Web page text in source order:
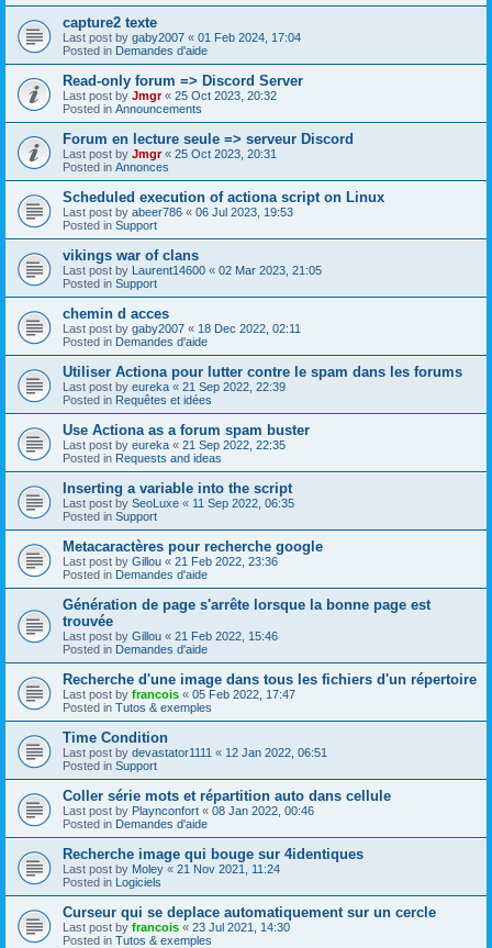
capture2 texte
Last post by gaby2007 « 01 Feb 2024, 17:04
Posted in Demandes d'aide
Read-only forum => Discord Server
Last post by Jmgr« 25 Oct 2023, 20:32
Posted in Announcements
Forum en lecture seule => serveur Discord
Last post by Jmgr« 25 Oct 2023, 20:31
Posted in Annonces
Scheduled execution of actiona script on Linux
Last post by abeer786 « 06 Jul 2023, 19:53
Posted in Support
vikings war of clans
Last post by Laurent14600 « 02 Mar 2023, 21:05
Posted in Support
chemin d acces
Last post by gaby2007 « 18 Dec 2022, 02:11
Posted in Demandes d'aide
Utiliser Actiona pour lutter contre le spam dans les forums
Last post by eureka « 21 Sep 2022, 22:39
Posted in Requêtes et idées
Use Actiona as a forum spam buster
Last post by eureka « 21 Sep 2022, 22:35
Posted in Requests and ideas
Inserting a variable into the script
Last post by SeoLuxe « 11 Sep 2022, 06:35
Posted in Support
Metacaractères pour recherche google
Last post by Gillou « 21 Feb 2022, 23:36
Posted in Demandes d'aide
Génération de page s'arrête lorsque la bonne page est
trouvée
Last post by Gillou « 21 Feb 2022, 15:46
Posted in Demandes d'aide
Recherche d'une image dans tous les fichiers d'un répertoire
Last post by francois « 05 Feb 2022, 17:47
Posted in Tutos & exemples
Time Condition
Last post by devastator1111 « 12 Jan 2022, 06:51
Posted in Support
Coller série mots et répartition auto dans cellule
Last post by Playnconfort « 08 Jan 2022, 00:46
Posted in Demandes d'aide
Recherche image qui bouge sur 4identiques
Last post by Moley « 21 Nov 2021, 11:24
Posted in Logiciels
Curseur qui se deplace automatiquement sur un cercle
Last post by francois « 23 Jul 2021, 14:30
Posted in Tutos & exemples